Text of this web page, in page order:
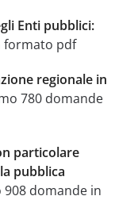
Enti pubblici:
formato pdf
regionale in
780 domande
particolare
pubblica
908 domande in